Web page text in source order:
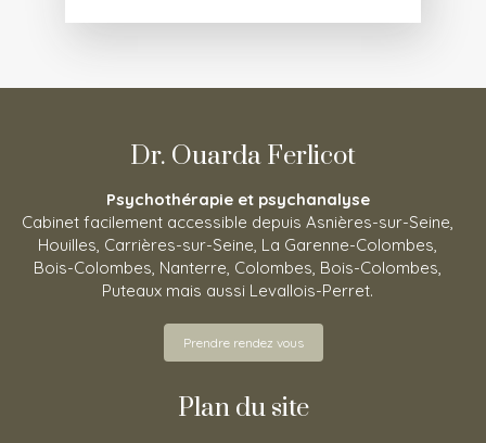
Dr. Ouarda Ferlicot
Psychothérapie et psychanalyse
Cabinet facilement accessible depuis Asnières-sur-Seine,
Houilles, Carrières-sur-Seine, La Garenne-Colombes,
Bois-Colombes, Nanterre, Colombes, Bois-Colombes,
Puteaux mais aussi Levallois-Perret.
Prendre rendez vous
Plan du site